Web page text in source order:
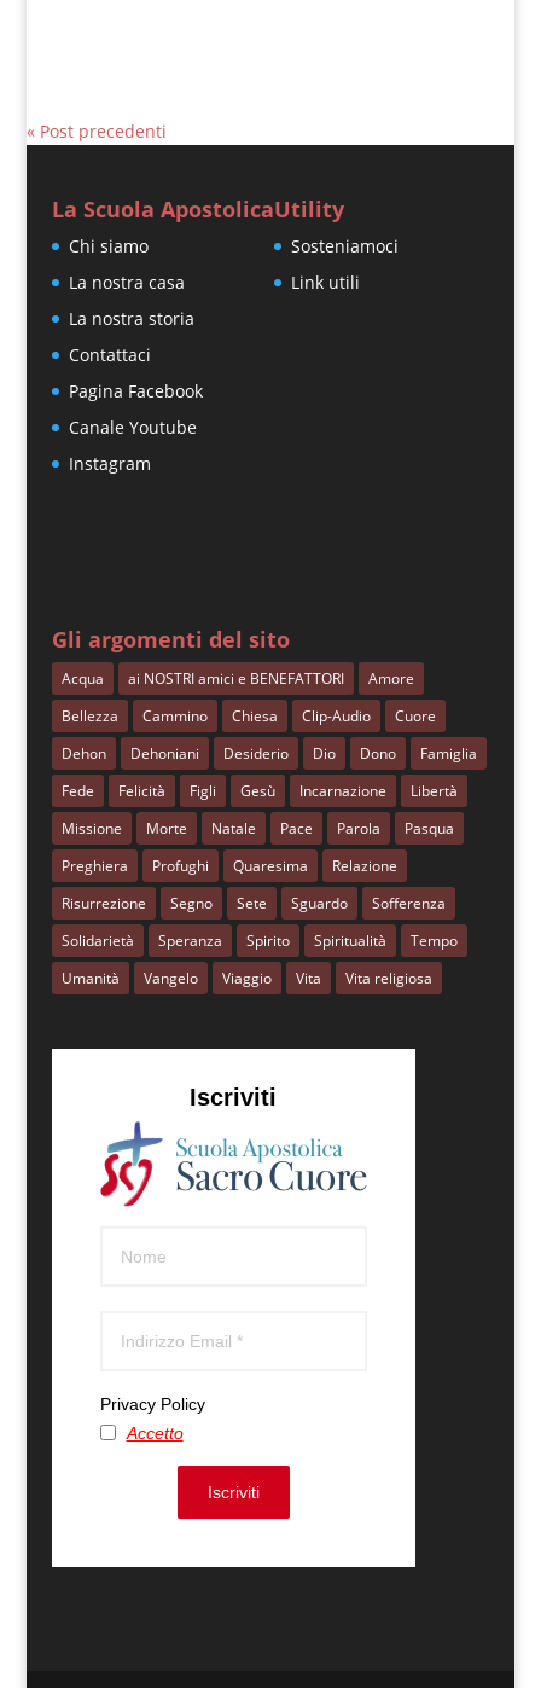
« Post precedenti
La Scuola Apostolica
Chi siamo
La nostra casa
La nostra storia
Contattaci
Pagina Facebook
Canale Youtube
Instagram
Utility
Sosteniamoci
Link utili
Gli argomenti del sito
Acqua ai NOSTRI amici e BENEFATTORI
Amore
Bellezza
Cammino Chiesa Clip-Audio
Cuore
Dehon
Dehoniani Desiderio Dio Dono
Famiglia
Fede
Felicità Figli Gesù Incarnazione
Libertà
Missione
Morte Natale Pace Parola
Pasqua
Preghiera
Profughi Quaresima
Relazione
Risurrezione
Segno Sete Sguardo
Sofferenza
Solidarietà
Speranza Spirito Spiritualità
Tempo
Umanità
Vangelo Viaggio Vita Vita religiosa
Iscriviti
Privacy Policy
Accetto
Iscriviti